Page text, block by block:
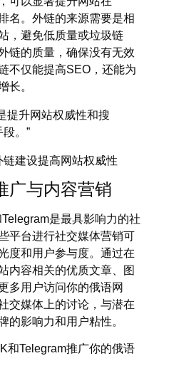
名。外链的来源需要是相
，避免低质量或垃圾链
链的质量，确保没有无效
不仅能提高SEO，还能为
长。
提升网站权威性和搜
。”
链建设提高网站权威性
广与内容营销
Telegram是最具影响力的社
平台进行社交媒体营销可
度和用户参与度。通过在
内容相关的优质文章、图
多用户访问你的俄语网
交媒体上的讨论，与潜在
的影响力和用户粘性。
和Telegram推广你的俄语